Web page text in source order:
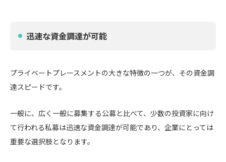
迅速な資金調達が可能
プライベートプレースメントの大きな特徴の一つが、その資金調
達スピードです。
一般に、広く一般に募集する公募と比べて、少数の投資家に向け
て行われる私募は迅速な資金調達が可能であり、企業にとっては
重要な選択肢となります。